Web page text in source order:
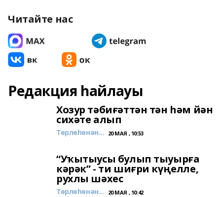
Читайте нас
Редакция һайлауы
Хозур тәбиғәттән тән һәм йән
сихәте алып
Төрлөһөнән... 20 МАЯ , 10:53
“Уҡытыусы булып тыуырға
кәрәк” - ти шиғри күңелле,
рухлы шәхес
Төрлөһөнән... 20 МАЯ , 10:42